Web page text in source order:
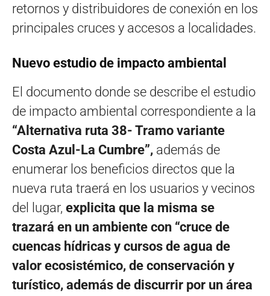
retornos y distribuidores de conexión en los
principales cruces y accesos a localidades.
Nuevo estudio de impacto ambiental
El documento donde se describe el estudio
de impacto ambiental correspondiente a la
“Alternativa ruta 38- Tramo variante
Costa Azul-La Cumbre”, además de
enumerar los beneficios directos que la
nueva ruta traerá en los usuarios y vecinos
del lugar, explicita que la misma se
trazará en un ambiente con “cruce de
cuencas hídricas y cursos de agua de
valor ecosistémico, de conservación y
turístico, además de discurrir por un área